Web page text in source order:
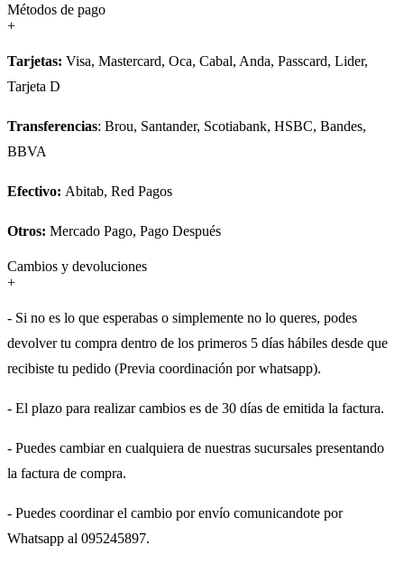
Métodos de pago
+
Tarjetas: Visa, Mastercard, Oca, Cabal, Anda, Passcard, Lider,
Tarjeta D
Transferencias: Brou, Santander, Scotiabank, HSBC, Bandes,
BBVA
Efectivo: Abitab, Red Pagos
Otros: Mercado Pago, Pago Después
Cambios y devoluciones
+
- Si no es lo que esperabas o simplemente no lo queres, podes
devolver tu compra dentro de los primeros 5 días hábiles desde que
recibiste tu pedido (Previa coordinación por whatsapp).
- El plazo para realizar cambios es de 30 días de emitida la factura.
- Puedes cambiar en cualquiera de nuestras sucursales presentando
la factura de compra.
- Puedes coordinar el cambio por envío comunicandote por
Whatsapp al 095245897.